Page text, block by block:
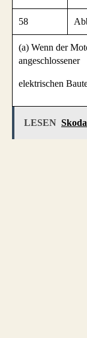
58
(a) Wenn der
angeschlossener
elektrischen
LESEN